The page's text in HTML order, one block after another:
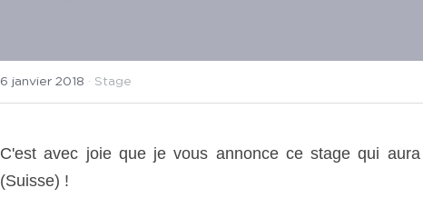
6 janvier 2018 · Stage
C'est avec joie que je vous annonce ce stage qui
(Suisse) !